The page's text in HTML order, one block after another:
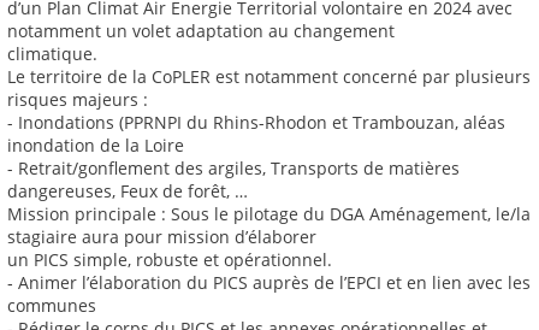
d’un Plan Climat Air Energie Territorial volontaire en 2024 avec
notamment un volet adaptation au changement
climatique.
Le territoire de la CoPLER est notamment concerné par plusieurs
risques majeurs :
- Inondations (PPRNPI du Rhins-Rhodon et Trambouzan, aléas
inondation de la Loire
- Retrait/gonflement des argiles, Transports de matières
dangereuses, Feux de forêt, …
Mission principale : Sous le pilotage du DGA Aménagement, le/la
stagiaire aura pour mission d’élaborer
un PICS simple, robuste et opérationnel.
‐ Animer l’élaboration du PICS auprès de l’EPCI et en lien avec les
communes